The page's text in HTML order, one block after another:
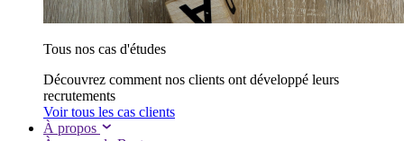
Tous nos cas d'études
Découvrez comment nos clients ont développé leurs
recrutements
Voir tous les cas clients
À propos